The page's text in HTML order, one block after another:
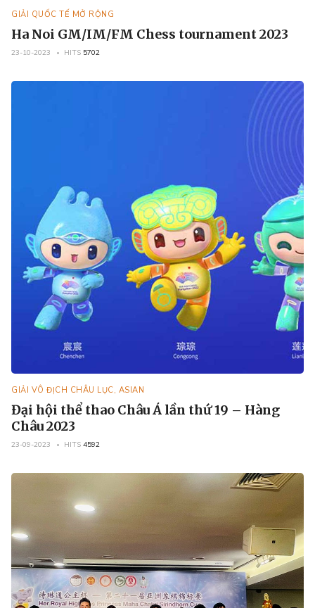
GIẢI QUỐC TẾ MỞ RỘNG
Ha Noi GM/IM/FM Chess tournament 2023
23-10-2023 HITS 5702
GIẢI VÔ ĐỊCH CHÂU LỤC, ASIAN
Đại hội thể thao Châu Á lần thứ 19 – Hàng
Châu 2023
23-09-2023 HITS 4592